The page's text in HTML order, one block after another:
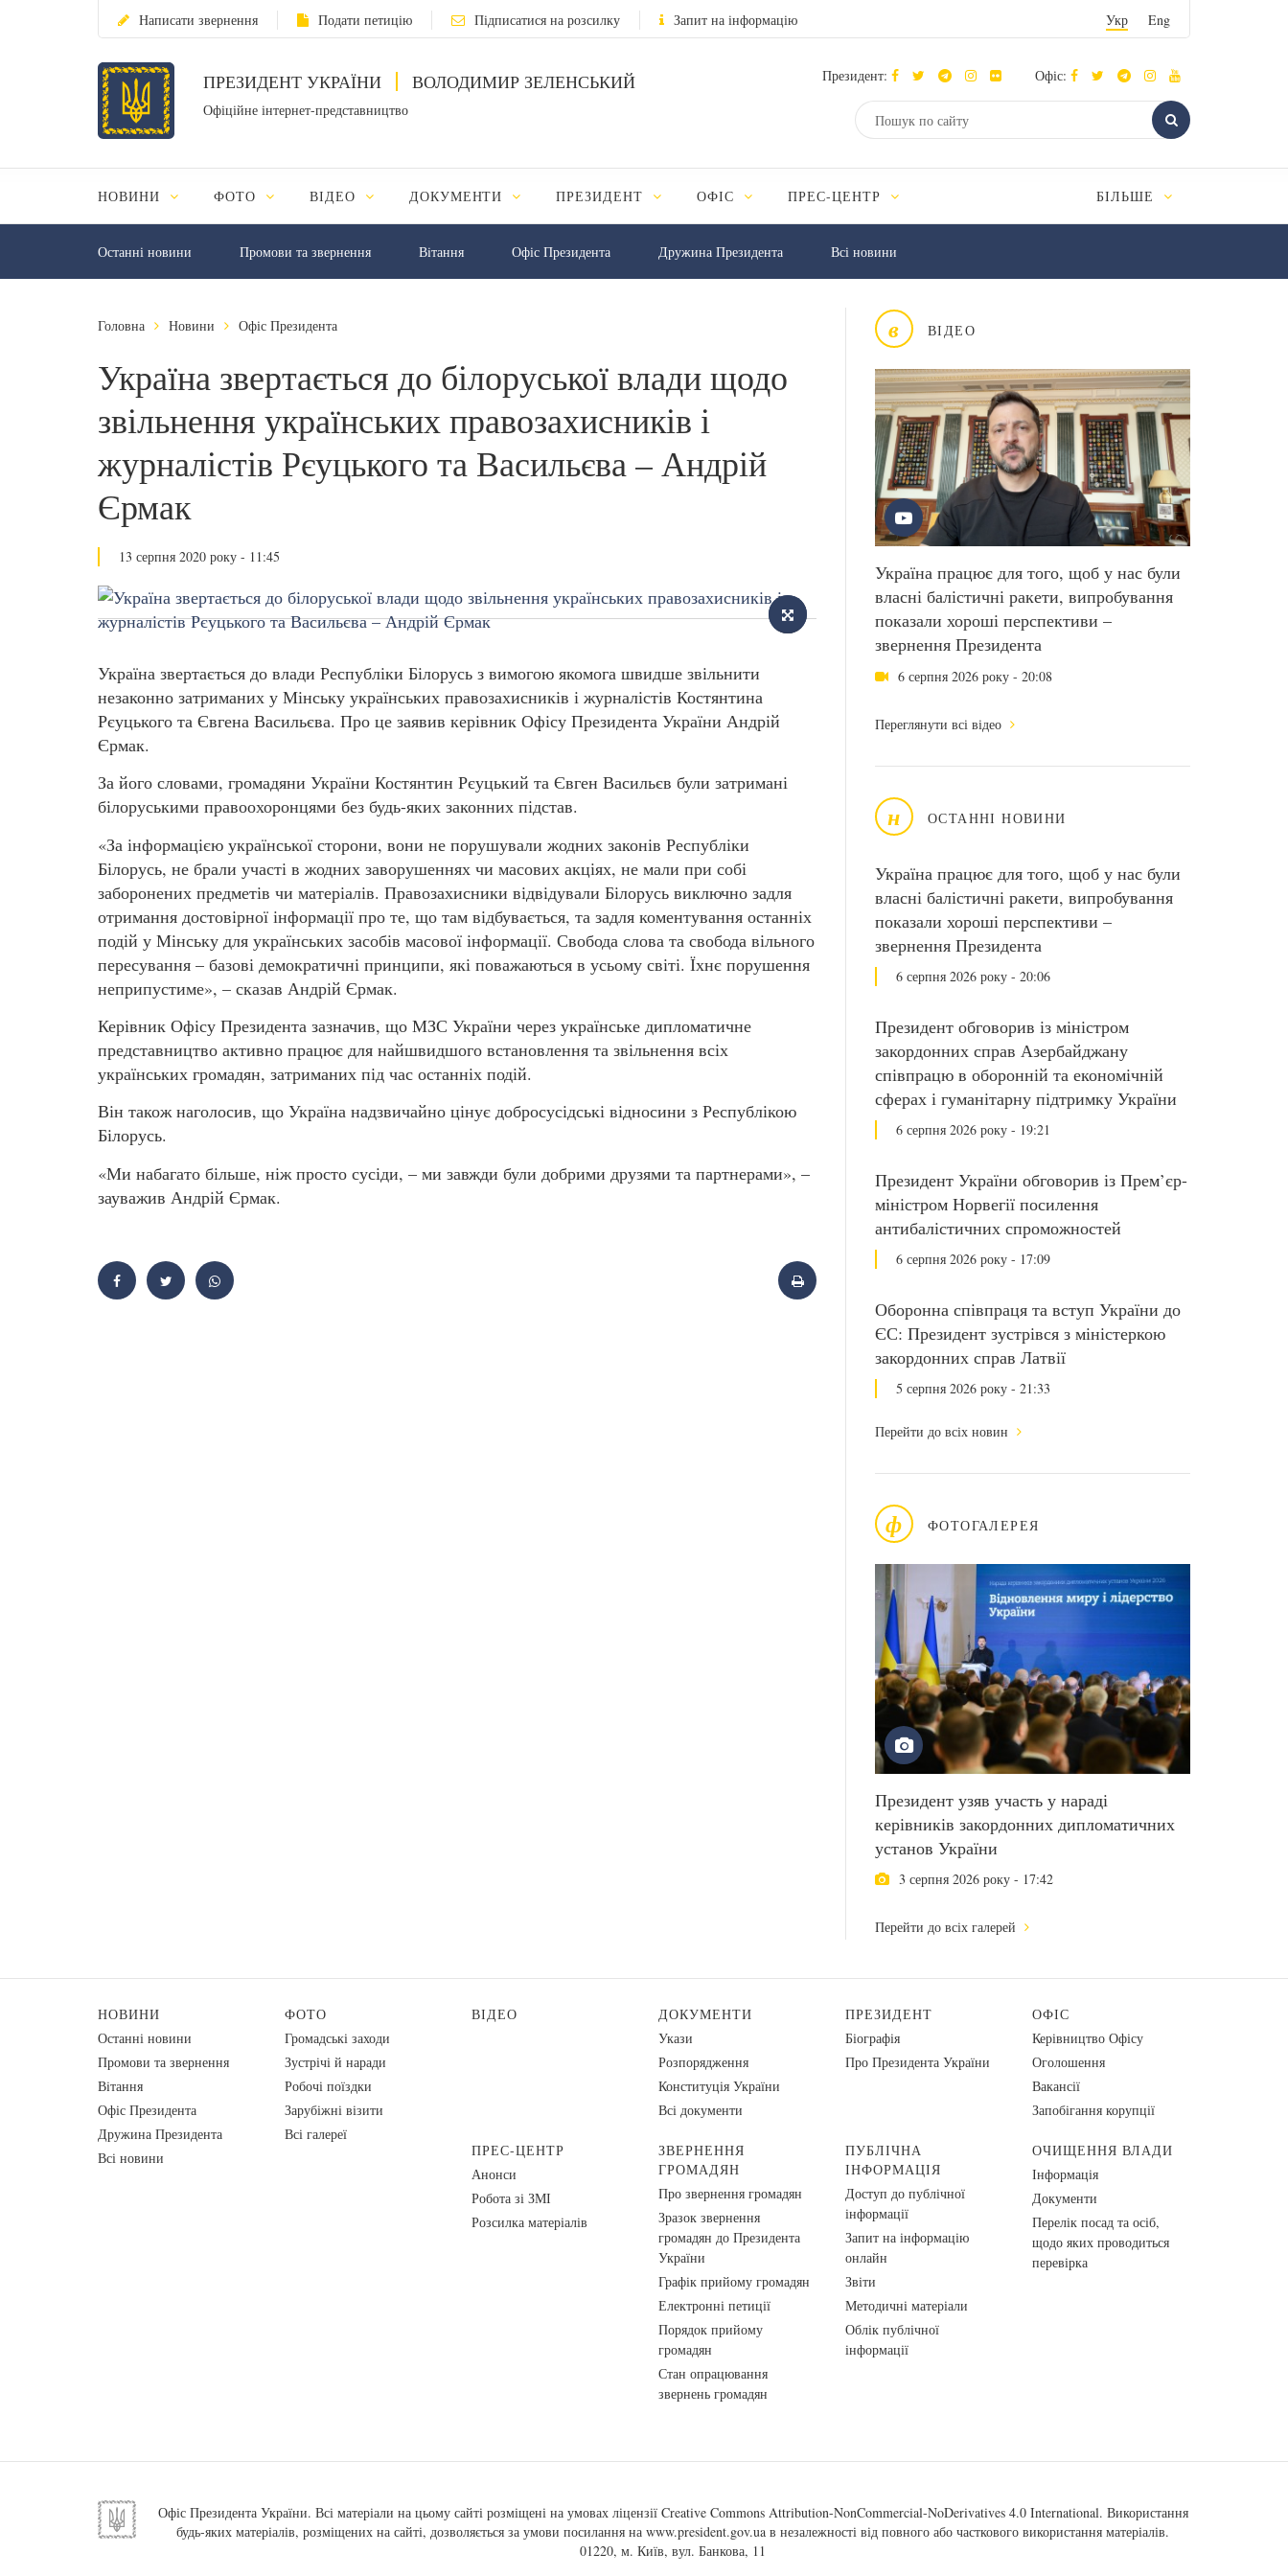
Написати звернення Подати петицію Підписатися на розсилку Запит на інформацію Укр Eng
ПРЕЗИДЕНТ УКРАЇНИ ВОЛОДИМИР ЗЕЛЕНСЬКИЙ
Офіційне інтернет-представництво
Президент: Офіс:
НОВИНИ ФОТО ВІДЕО ДОКУМЕНТИ ПРЕЗИДЕНТ ОФІС ПРЕС-ЦЕНТР БІЛЬШЕ
Останні новини Промови та звернення Вiтання Офіс Президента Дружина Президента Всі новини
в ВІДЕО
Україна працює для того, щоб у нас були
власні балістичні ракети, випробування
показали хороші перспективи –
звернення Президента
6 серпня 2026 року - 20:08
Переглянути всі відео
н ОСТАННІ НОВИНИ
Україна працює для того, щоб у нас були
власні балістичні ракети, випробування
показали хороші перспективи –
звернення Президента
6 серпня 2026 року - 20:06
Президент обговорив із міністром
закордонних справ Азербайджану
співпрацю в оборонній та економічній
сферах і гуманітарну підтримку України
6 серпня 2026 року - 19:21
Президент України обговорив із Прем’єр-
міністром Норвегії посилення
антибалістичних спроможностей
6 серпня 2026 року - 17:09
Оборонна співпраця та вступ України до
ЄС: Президент зустрівся з міністеркою
закордонних справ Латвії
5 серпня 2026 року - 21:33
Перейти до всіх новин
ф ФОТОГАЛЕРЕЯ
Президент узяв участь у нараді
керівників закордонних дипломатичних
установ України
3 серпня 2026 року - 17:42
Перейти до всіх галерей
Головна Новини Офіс Президента
Україна звертається до білоруської влади щодо
звільнення українських правозахисників і
журналістів Рєуцького та Васильєва – Андрій
Єрмак
13 серпня 2020 року - 11:45
Україна звертається до влади Республіки Білорусь з вимогою якомога швидше звільнити
незаконно затриманих у Мінську українських правозахисників і журналістів Костянтина
Рєуцького та Євгена Васильєва. Про це заявив керівник Офісу Президента України Андрій
Єрмак.
За його словами, громадяни України Костянтин Рєуцький та Євген Васильєв були затримані
білоруськими правоохоронцями без будь-яких законних підстав.
«За інформацією української сторони, вони не порушували жодних законів Республіки
Білорусь, не брали участі в жодних заворушеннях чи масових акціях, не мали при собі
заборонених предметів чи матеріалів. Правозахисники відвідували Білорусь виключно задля
отримання достовірної інформації про те, що там відбувається, та задля коментування останніх
подій у Мінську для українських засобів масової інформації. Свобода слова та свобода вільного
пересування – базові демократичні принципи, які поважаються в усьому світі. Їхнє порушення
неприпустиме», – сказав Андрій Єрмак.
Керівник Офісу Президента зазначив, що МЗС України через українське дипломатичне
представництво активно працює для найшвидшого встановлення та звільнення всіх
українських громадян, затриманих під час останніх подій.
Він також наголосив, що Україна надзвичайно цінує добросусідські відносини з Республікою
Білорусь.
«Ми набагато більше, ніж просто сусіди, – ми завжди були добрими друзями та партнерами», –
зауважив Андрій Єрмак.
НОВИНИ
Останні новини
Промови та звернення
Вiтання
Офіс Президента
Дружина Президента
Всі новини
ФОТО
Громадські заходи
Зустрічі й наради
Робочі поїздки
Зарубіжні візити
Всі галереї
ВІДЕО
ДОКУМЕНТИ
Укази
Розпорядження
Конституція України
Всі документи
ПРЕЗИДЕНТ
Біографія
Про Президента України
ОФІС
Керівництво Офісу
Оголошення
Вакансії
Запобігання корупції
ПРЕС-ЦЕНТР
Анонси
Робота зі ЗМІ
Розсилка матеріалів
ЗВЕРНЕННЯ
ГРОМАДЯН
Про звернення громадян
Зразок звернення
громадян до Президента
України
Графік прийому громадян
Електронні петиції
Порядок прийому
громадян
Стан опрацювання
звернень громадян
ПУБЛІЧНА
ІНФОРМАЦІЯ
Доступ до публічної
інформації
Запит на інформацію
онлайн
Звіти
Методичні матеріали
Облік публічної
інформації
ОЧИЩЕННЯ ВЛАДИ
Інформація
Документи
Перелік посад та осіб,
щодо яких проводиться
перевірка
Офіс Президента України. Всі матеріали на цьому сайті розміщені на умовах ліцензії Creative Commons Attribution-NonCommercial-NoDerivatives 4.0 International. Використання
будь-яких матеріалів, розміщених на сайті, дозволяється за умови посилання на www.president.gov.ua в незалежності від повного або часткового використання матеріалів.
01220, м. Київ, вул. Банкова, 11